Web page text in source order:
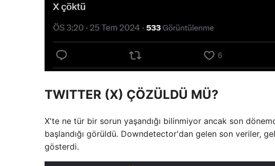
TWITTER (X) ÇÖZÜLDÜ MÜ?
X'te ne tür bir sorun yaşandığı bilinmiyor ancak son
başlandığı görüldü. Downdetector'dan gelen son veriler,
gösterdi.